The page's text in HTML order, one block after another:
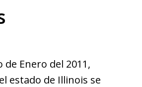
Enero del 2011,
estado de Illinois se